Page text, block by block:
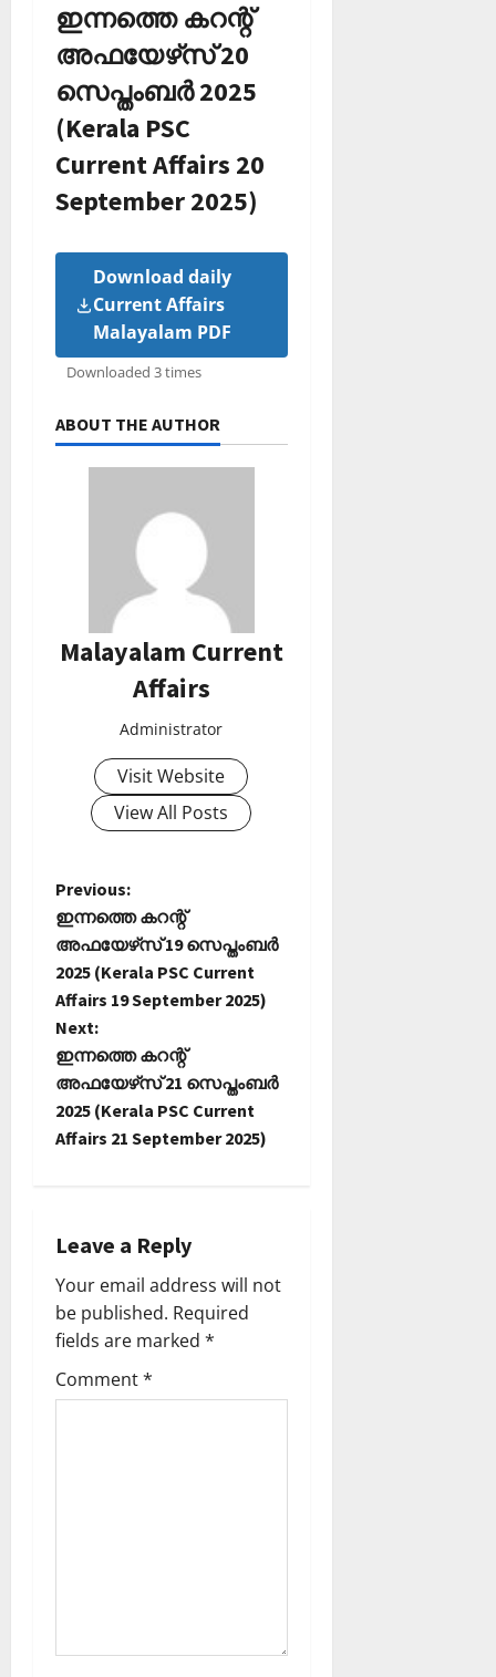
ഇന്നത്തെ കറന്റ്
അഫയേഴ്‌സ് 20
സെപ്തംബര്‍ 2025
(Kerala PSC
Current Affairs 20
September 2025)
Download daily
Current Affairs
Malayalam PDF
Downloaded 3 times
ABOUT THE AUTHOR
Malayalam Current
Affairs
Administrator
Visit Website
View All Posts
P
o
s
t
n
a
g
a
t
i
Previous:
ഇന്നത്തെ കറന്റ്
അഫയേഴ്‌സ് 19 സെപ്തംബര്‍
2025 (Kerala PSC Current
Affairs 19 September 2025)
Next:
ഇന്നത്തെ കറന്റ്
അഫയേഴ്‌സ് 21 സെപ്തംബര്‍
2025 (Kerala PSC Current
Affairs 21 September 2025)
Leave a Reply
Your email address will not
be published. Required
fields are marked *
Comment*